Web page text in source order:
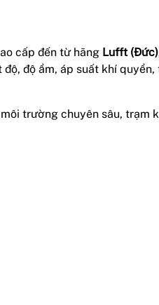
cấp đến từ hãng Lufft (Đức)
độ ẩm, áp suất khí
trường chuyên sâu, trạm